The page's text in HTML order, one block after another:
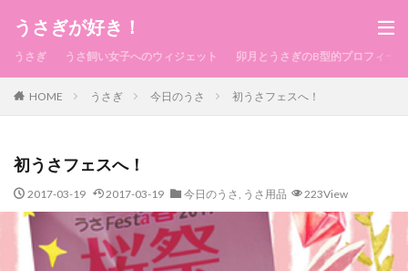
うさぎが好き！
うさぎ うさ飼い女子へのウィジェット 卯月とうさぎのB型的プロフィール
HOME うさぎ 今日のうさ 初うさフェスへ！
初うさフェスへ！
2017-03-19 2017-03-19 今日のうさ, うさ用品 223View